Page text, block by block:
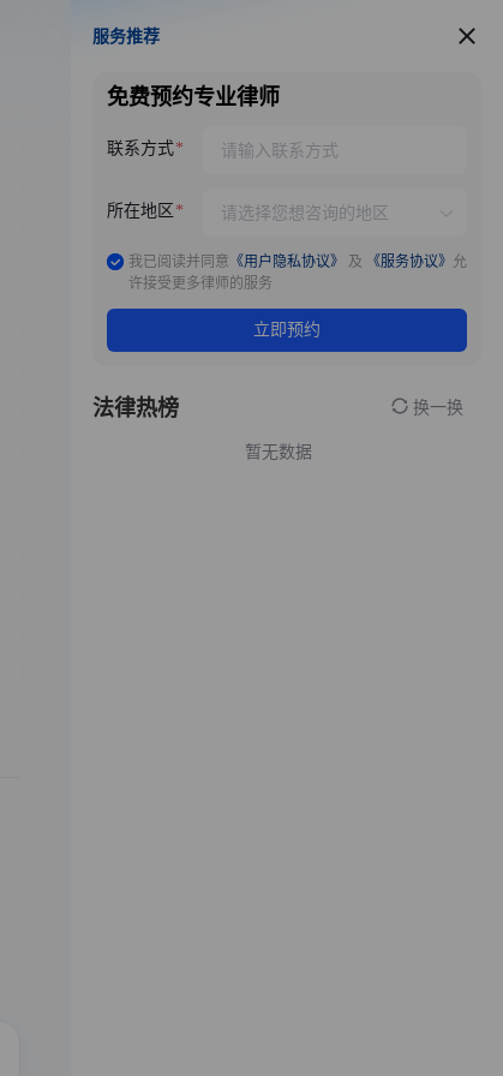
服务推荐
服务推荐
免费预约专业律师
联系方式
所在地区
我已阅读并同意 《用户隐私协议》 及 《服务协议》 允
许接受更多律师的服务
立即预约
法律热榜 换一换
暂无数据